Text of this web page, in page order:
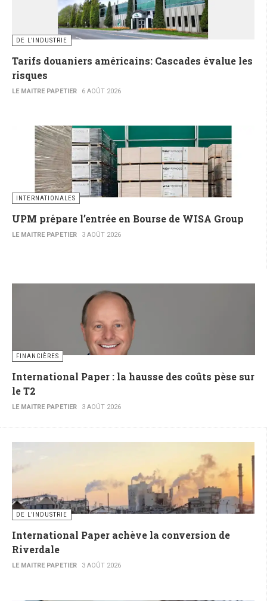
DE L’INDUSTRIE
Tarifs douaniers américains: Cascades évalue les
risques
LE MAITRE PAPETIER 6 AOÛT 2026
INTERNATIONALES
UPM prépare l’entrée en Bourse de WISA Group
LE MAITRE PAPETIER 3 AOÛT 2026
FINANCIÈRES
International Paper : la hausse des coûts pèse sur
le T2
LE MAITRE PAPETIER 3 AOÛT 2026
DE L’INDUSTRIE
International Paper achève la conversion de
Riverdale
LE MAITRE PAPETIER 3 AOÛT 2026